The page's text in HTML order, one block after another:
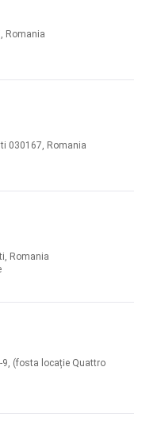
Romania
030167, Romania
Romania
9, (fosta locație Quattro